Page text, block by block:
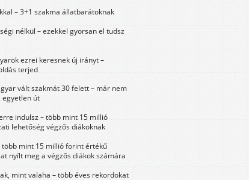
– 3+1 szakma állatbarátoknak
nélkül – ezekkel gyorsan el tudsz
ezrei keresnek új irányt –
terjed
vált szakmát 30 felett – már nem
egyetlen út
indulsz – több mint 15 millió
lehetőség végzős diákoknak
több mint 15 millió forint értékű
nyílt meg a végzős diákok számára
mint valaha – több éves rekordokat